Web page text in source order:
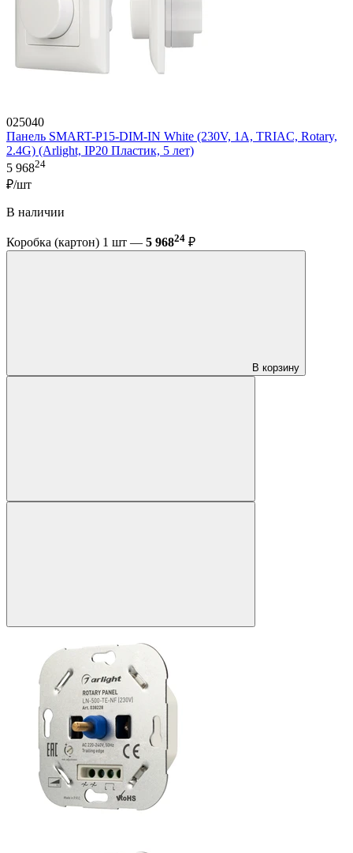
025040
Панель SMART-P15-DIM-IN White (230V, 1A, TRIAC, Rotary,
2.4G) (Arlight, IP20 Пластик, 5 лет)
5 96824
₽/шт
В наличии
Коробка (картон) 1 шт — 5 96824 ₽
В корзину